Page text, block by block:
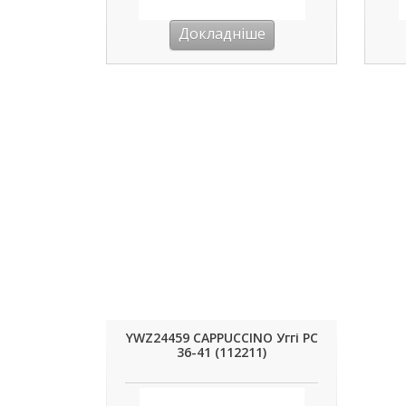
Докладніше
YWZ24459 CAPPUCCINO Уггі РС
36-41 (112211)